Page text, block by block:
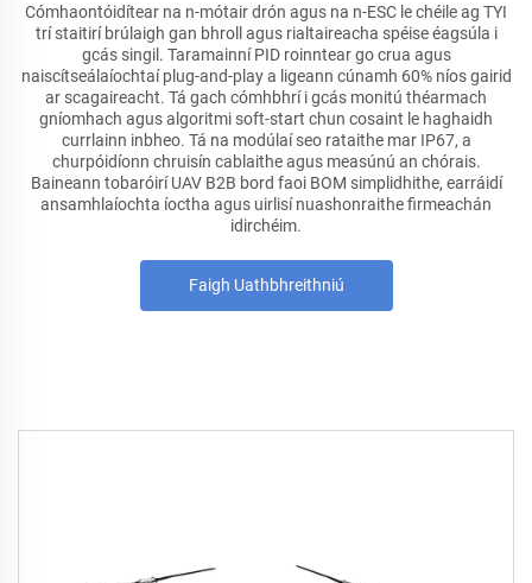
Cómhaontóidítear na n-mótair drón agus na n-ESC le chéile ag TYI
trí staitirí brúlaigh gan bhroll agus rialtaireacha spéise éagsúla i
gcás singil. Taramainní PID roinntear go crua agus
naiscítseálaíochtaí plug-and-play a ligeann cúnamh 60% níos gairid
ar scagaireacht. Tá gach cómhbhrí i gcás monitú théarmach
gníomhach agus algoritmi soft-start chun cosaint le haghaidh
currlainn inbheo. Tá na modúlaí seo rataithe mar IP67, a
churpóidíonn chruisín cablaithe agus measúnú an chórais.
Baineann tobaróirí UAV B2B bord faoi BOM simplidhithe, earráidí
ansamhlaíochta íoctha agus uirlisí nuashonraithe firmeachán
idirchéim.
Faigh Uathbhreithniú